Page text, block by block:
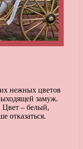
нежных цветов
замуж.
– белый,
отказаться.